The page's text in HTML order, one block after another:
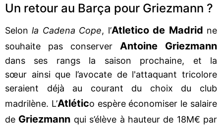
Un retour au Barça pour Griezmann ?
Selonla Cadena Cope, l’Atletico de Madrid ne
souhaite pas conserver Antoine Griezmann
dans ses rangs la saison prochaine, et la
sœur ainsi que l’avocate de l'attaquant tricolore
seraient déjà au courant du choix du club
madrilène. L’Atlético espère économiser le salaire
de Griezmann qui s’élève à hauteur de 18M€ par